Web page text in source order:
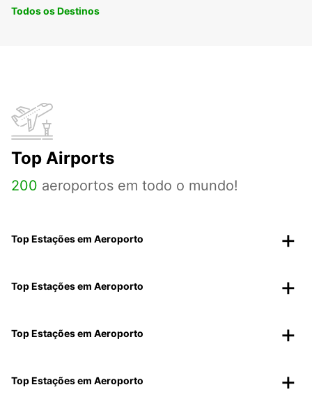
Todos os Destinos
Top Airports
200 aeroportos em todo o mundo!
Top Estações em Aeroporto
Top Estações em Aeroporto
Top Estações em Aeroporto
Top Estações em Aeroporto